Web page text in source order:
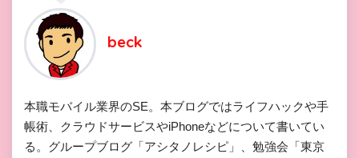
beck
本職モバイル業界のSE。本ブログではライフハックや手
帳術、クラウドサービスやiPhoneなどについて書いてい
る。グループブログ「アシタノレシピ」、勉強会「東京